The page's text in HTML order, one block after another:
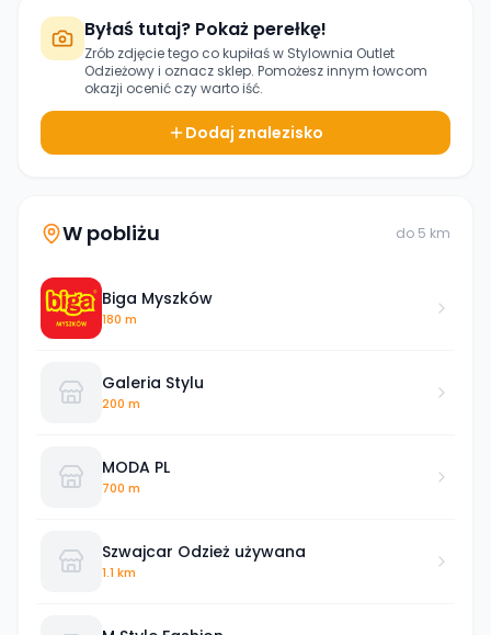
Byłaś tutaj? Pokaż perełkę!
Zrób zdjęcie tego co kupiłaś w Stylownia Outlet
Odzieżowyi oznacz sklep. Pomożesz innym łowcom
okazji ocenić czy warto iść.
Dodaj znalezisko
W pobliżu do 5 km
Biga Myszków
180 m
Galeria Stylu
200 m
MODA PL
700 m
Szwajcar Odzież używana
1.1 km